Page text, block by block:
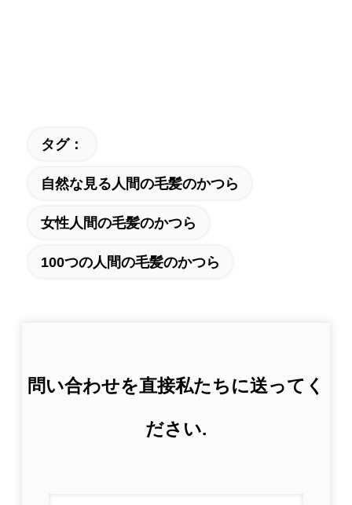
タグ：
自然な見る人間の毛髪のかつら
女性人間の毛髪のかつら
100つの人間の毛髪のかつら
問い合わせを直接私たちに送ってく
ださい.